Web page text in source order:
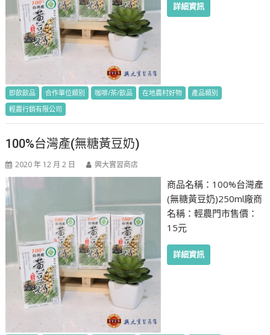
詳細資訊
即飲飲品 合作單位類別 咖啡/茶/飲品 在地農村好物
產品類別
輕農行銷有限公司
100%台灣產(無糖黃豆奶)
2020 年 12 月 2 日 興大實習商店
商品名稱：100%台灣產
(無糖黃豆奶)250ml廠商
名稱：輕農門市售價：
15元
詳細資訊